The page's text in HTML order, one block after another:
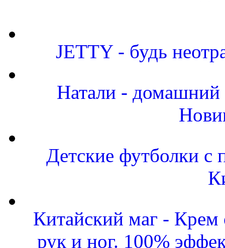
JETTY - будь
Натали - домашний
Детские футболки с
Китайский маг -
рук и ног. 100%